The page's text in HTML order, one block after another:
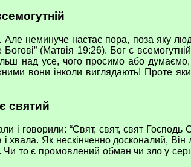
неминуче настає пора, поза яку
(Матвія 19:26). Бог є
над усе, чого просимо або
вони інколи виглядають! Проте
святий
говорили: “Свят, свят, свят Господь
Як нескінченно досконалий,
Чи то є промовлений обман чи зло у